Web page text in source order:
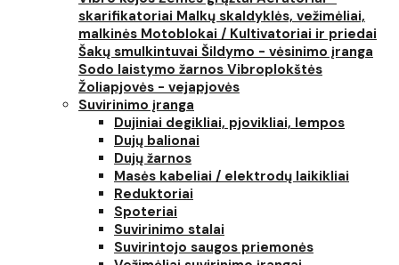
skarifikatoriai Malkų skaldyklės, vežimėliai,
malkinės Motoblokai / Kultivatoriai ir priedai
Šakų smulkintuvai Šildymo - vėsinimo įranga
Sodo laistymo žarnos Vibroplokštės
Žoliapjovės - vejapjovės
Suvirinimo įranga
Dujiniai degikliai, pjovikliai, lempos
Dujų balionai
Dujų žarnos
Masės kabeliai / elektrodų laikikliai
Reduktoriai
Spoteriai
Suvirinimo stalai
Suvirintojo saugos priemonės